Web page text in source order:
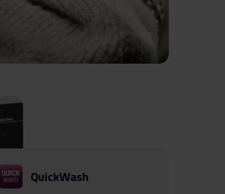
QuickWash